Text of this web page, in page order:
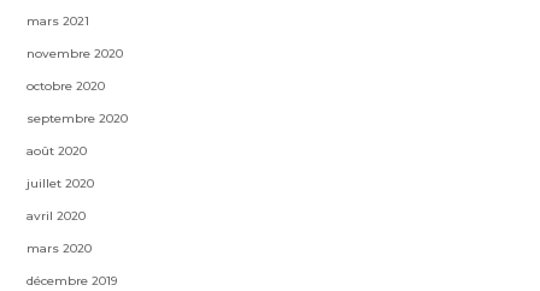
mars 2021
novembre 2020
octobre 2020
septembre 2020
août 2020
juillet 2020
avril 2020
mars 2020
décembre 2019